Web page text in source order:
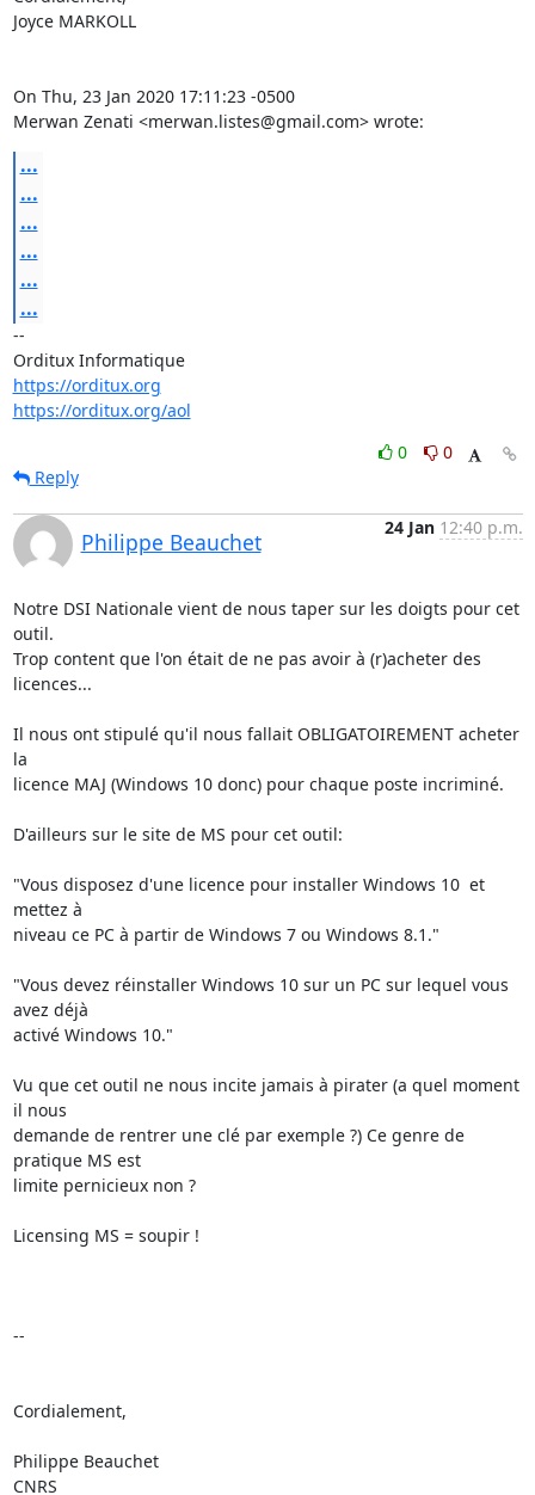
Joyce MARKOLL
On Thu, 23 Jan 2020 17:11:23 -0500
Merwan Zenati <merwan.listes@gmail.com> wrote:
...
...
...
...
...
...
--
Orditux Informatique
https://orditux.org
https://orditux.org/aol
0
0
Reply
Philippe Beauchet
24 Jan 12:40 p.m.
Notre DSI Nationale vient de nous taper sur les doigts pour cet
outil.
Trop content que l'on était de ne pas avoir à (r)acheter des
licences...
Il nous ont stipulé qu'il nous fallait OBLIGATOIREMENT acheter
la
licence MAJ (Windows 10 donc) pour chaque poste incriminé.
D'ailleurs sur le site de MS pour cet outil:
"Vous disposez d'une licence pour installer Windows 10  et
mettez à
niveau ce PC à partir de Windows 7 ou Windows 8.1."
"Vous devez réinstaller Windows 10 sur un PC sur lequel vous
avez déjà
activé Windows 10."
Vu que cet outil ne nous incite jamais à pirater (a quel moment
il nous
demande de rentrer une clé par exemple ?) Ce genre de
pratique MS est
limite pernicieux non ?
Licensing MS = soupir !
--
Cordialement,
Philippe Beauchet
CNRS